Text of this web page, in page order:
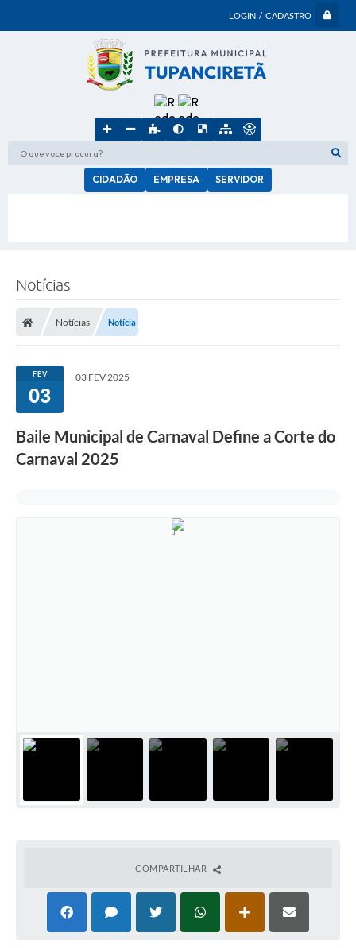
LOGIN / CADASTRO
O que voce procura?
CIDADÃO EMPRESA SERVIDOR
Notícias
Notícias Notícia
FEV
03
03 FEV 2025
Baile Municipal de Carnaval Define a Corte do
Carnaval 2025
COMPARTILHAR